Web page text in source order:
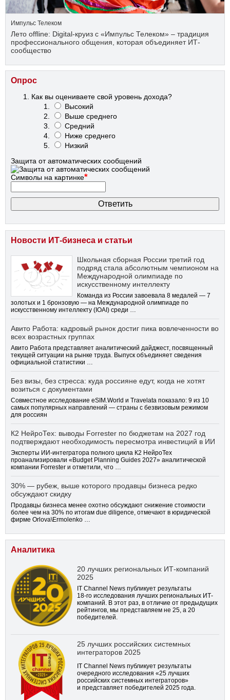
Импульс Телеком
Лето offline: Digital-круиз с «Импульс Телеком» – традиция
профессионального общения, которая объединяет ИТ-
сообщество
Опрос
Как вы оцениваете свой уровень дохода?
Высокий
Выше среднего
Средний
Ниже среднего
Низкий
Защита от автоматических сообщений
Символы на картинке*
Новости ИТ-бизнеса и статьи
Школьная сборная России третий год
подряд стала абсолютным чемпионом на
Международной олимпиаде по
искусственному интеллекту
Команда из России завоевала 8 медалей — 7
золотых и 1 бронзовую — на Международной олимпиаде по
искусственному интеллекту (IOAI) среди …
Авито Работа: кадровый рынок достиг пика вовлеченности во
всех возрастных группах
Авито Работа представляет аналитический дайджест, посвященный
текущей ситуации на рынке труда. Выпуск объединяет сведения
официальной статистики …
Без визы, без стресса: куда россияне едут, когда не хотят
возиться с документами
Совместное исследование eSIM.World и Travelata показало: 9 из 10
самых популярных направлений — страны с безвизовым режимом
для россиян
К2 НейроТех: выводы Forrester по бюджетам на 2027 год
подтверждают необходимость пересмотра инвестиций в ИИ
Эксперты ИИ-интегратора полного цикла К2 НейроТех
проанализировали «Budget Planning Guides 2027» аналитической
компании Forrester и отметили, что …
30% — рубеж, выше которого продавцы бизнеса редко
обсуждают скидку
Продавцы бизнеса менее охотно обсуждают снижение стоимости
более чем на 30% по итогам due diligence, отмечают в юридической
фирме Orlova\Ermolenko …
Аналитика
20 лучших региональных ИТ-компаний
2025
IT Channel News публикует результаты
18-го исследования лучших региональных ИТ-
компаний. В этот раз, в отличие от предыдущих
рейтингов, мы представляем не 25, а 20
победителей.
25 лучших российских системных
интеграторов 2025
IT Channel News публикует результаты
очередного исследования «25 лучших
российских системных интеграторов»
и представляет победителей 2025 года.